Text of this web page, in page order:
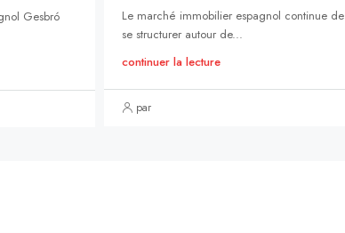
Gesbró
Le marché immobilier espagnol continue de
se structurer autour de...
continuer la lecture
par